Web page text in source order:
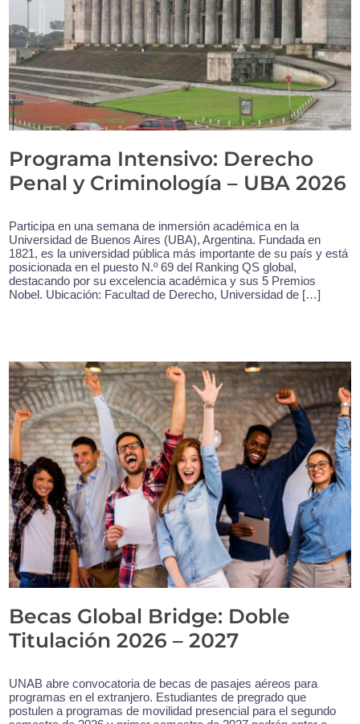
Programa Intensivo: Derecho
Penal y Criminología – UBA 2026
Participa en una semana de inmersión académica en la
Universidad de Buenos Aires (UBA), Argentina. Fundada en
1821, es la universidad pública más importante de su país y está
posicionada en el puesto N.º 69 del Ranking QS global,
destacando por su excelencia académica y sus 5 Premios
Nobel. Ubicación: Facultad de Derecho, Universidad de […]
Becas Global Bridge: Doble
Titulación 2026 – 2027
UNAB abre convocatoria de becas de pasajes aéreos para
programas en el extranjero. Estudiantes de pregrado que
postulen a programas de movilidad presencial para el segundo